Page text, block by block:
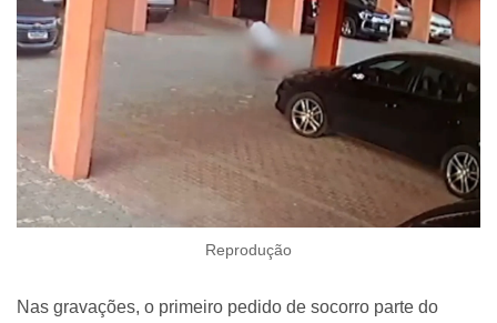
Reprodução
Nas gravações, o primeiro pedido de socorro parte do